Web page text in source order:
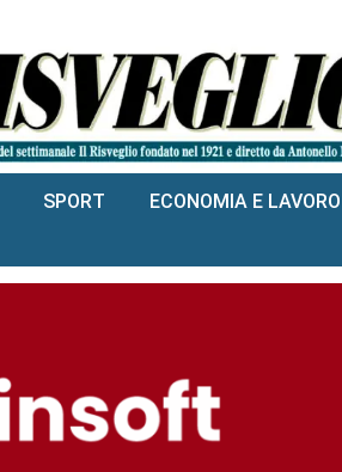
SPORT ECONOMIA E LAVORO